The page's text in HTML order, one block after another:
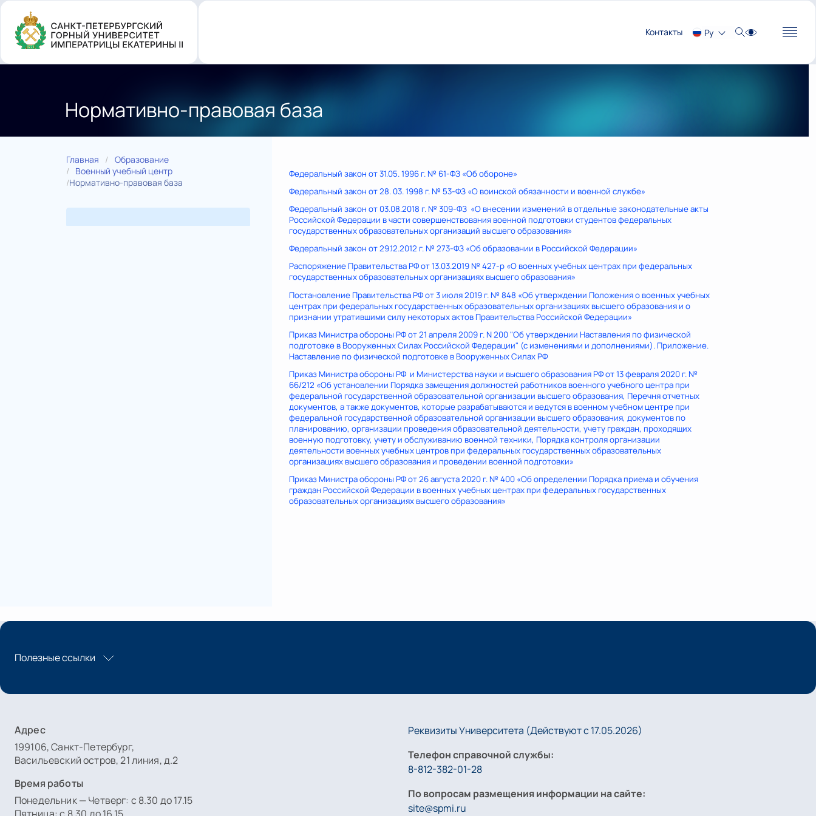
Перейти
основному
содержанию
Контакты Ру
Нормативно-правовая база
Главная
Образование
Военный учебный центр
Нормативно-правовая база
Федеральный закон от 31.05. 1996 г. № 61-ФЗ «Об обороне»
Федеральный закон от 28. 03. 1998 г. № 53-ФЗ «О воинской обязанности и военной службе»
Федеральный закон от 03.08.2018 г. № 309-ФЗ «О внесении изменений в отдельные законодательные акты
Российской Федерации в части совершенствования военной подготовки студентов федеральных
государственных образовательных организаций высшего образования»
Федеральный закон от 29.12.2012 г. № 273-ФЗ «Об образовании в Российской Федерации»
Распоряжение Правительства РФ от 13.03.2019 № 427-р «О военных учебных центрах при федеральных
государственных образовательных организациях высшего образования»
Постановление Правительства РФ от 3 июля 2019 г. № 848 «Об утверждении Положения о военных учебных
центрах при федеральных государственных образовательных организациях высшего образования и о
признании утратившими силу некоторых актов Правительства Российской Федерации»
Приказ Министра обороны РФ от 21 апреля 2009 г. N 200 "Об утверждении Наставления по физической
подготовке в Вооруженных Силах Российской Федерации" (с изменениями и дополнениями). Приложение.
Наставление по физической подготовке в Вооруженных Силах РФ
Приказ Министра обороны РФ и Министерства науки и высшего образования РФ от 13 февраля 2020 г. №
66/212 «Об установлении Порядка замещения должностей работников военного учебного центра при
федеральной государственной образовательной организации высшего образования, Перечня отчетных
документов, а также документов, которые разрабатываются и ведутся в военном учебном центре при
федеральной государственной образовательной организации высшего образования, документов по
планированию, организации проведения образовательной деятельности, учету граждан, проходящих
военную подготовку, учету и обслуживанию военной техники, Порядка контроля организации
деятельности военных учебных центров при федеральных государственных образовательных
организациях высшего образования и проведении военной подготовки»
Приказ Министра обороны РФ от 26 августа 2020 г. № 400 «Об определении Порядка приема и обучения
граждан Российской Федерации в военных учебных центрах при федеральных государственных
образовательных организациях высшего образования»
Полезные ссылки
Адрес
199106, Санкт-Петербург,
Васильевский остров, 21 линия, д.2
Время работы
Понедельник — Четверг: с 8.30 до 17.15
Реквизиты Университета (Действуют с 17.05.2026)
Телефон справочной службы:
8-812-382-01-28
По вопросам размещения информации на сайте:
site@spmi.ru